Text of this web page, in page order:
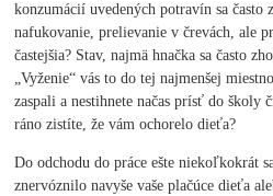
konzumácií uvedených potravín sa často
nafukovanie, prelievanie v črevách, ale
častejšia? Stav, najmä hnačka sa často
„Vyženie“ vás to do tej najmenšej
zaspali a nestihnete načas prísť do školy
ráno zistíte, že vám ochorelo dieťa?
Do odchodu do práce ešte niekoľkokrát
znervóznilo navyše vaše plačúce dieťa